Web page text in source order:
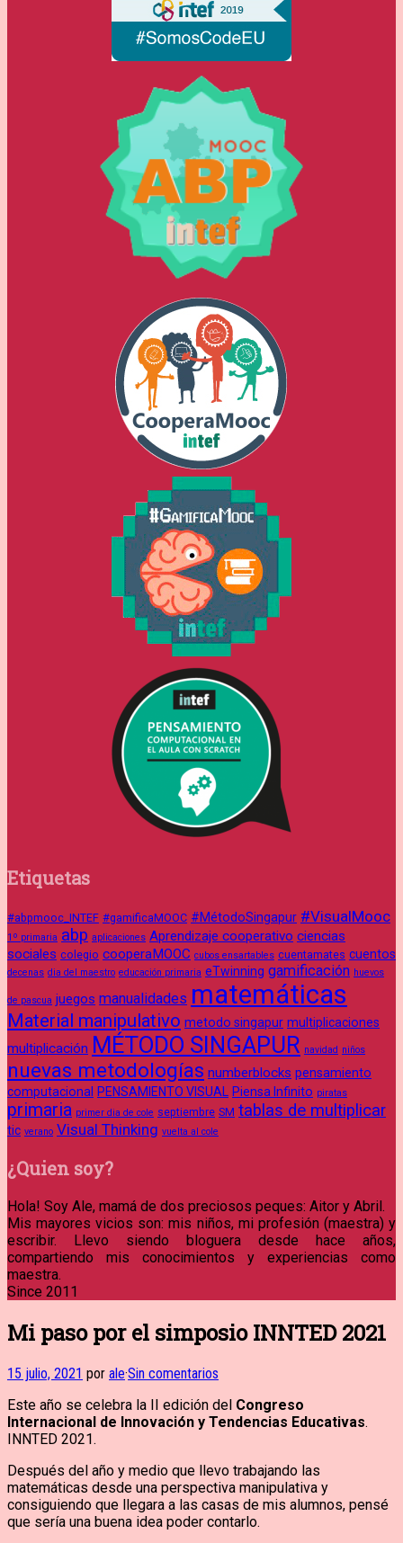
Etiquetas
#abpmooc_INTEF #gamificaMOOC #MétodoSingapur #VisualMooc
1º primaria abp aplicaciones Aprendizaje cooperativo ciencias
sociales colegio cooperaMOOC cubos ensartables cuentamates cuentos
decenas dia del maestro educación primaria eTwinning gamificación huevos
de pascua juegos manualidades matemáticas
Material manipulativo metodo singapur multiplicaciones
multiplicación MÉTODO SINGAPUR navidad niños
nuevas metodologías numberblocks pensamiento
computacional
PENSAMIENTO VISUAL Piensa Infinito piratas
primaria primer dia de cole septiembre SM tablas de multiplicar
tic verano Visual Thinking vuelta al cole
¿Quien soy?
Hola! Soy Ale, mamá de dos preciosos peques: Aitor y Abril.
Mis mayores vicios son: mis niños, mi profesión (maestra) y
escribir. Llevo siendo bloguera desde hace años,
compartiendo mis conocimientos y experiencias como
maestra.
Since 2011
Mi paso por el simposio INNTED 2021
15 julio, 2021 por ale·Sin comentarios
Este año se celebra la II edición del Congreso
Internacional de Innovación y Tendencias Educativas.
INNTED 2021.
Después del año y medio que llevo trabajando las
matemáticas desde una perspectiva manipulativa y
consiguiendo que llegara a las casas de mis alumnos, pensé
que sería una buena idea poder contarlo.